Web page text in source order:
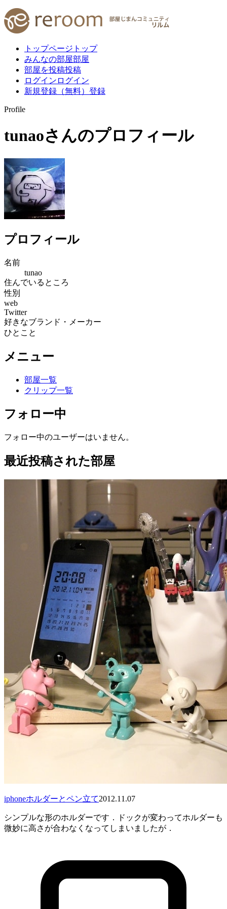
トップページ トップ
みんなの部屋部屋
部屋を投稿投稿
ログイン ログイン
新規登録（無料） 登録
Profile
tunaoさんのプロフィール
プロフィール
名前
tunao
住んでいるところ
性別
web
Twitter
好きなブランド・メーカー
ひとこと
メニュー
部屋一覧
クリップ一覧
フォロー中
フォロー中のユーザーはいません。
最近投稿された部屋
iphoneホルダーとペン立て2012.11.07
シンプルな形のホルダーです．ドックが変わってホルダーも
微妙に高さが合わなくなってしまいましたが．